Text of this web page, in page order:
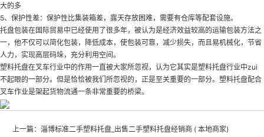
大的多
5、保护性差：保护性比集装箱差，露天存放困难，需要有仓库等配套设施。
托盘包装在国际贸易中已经使用了很多年，被认为是经济效益较高的运输包装方法之
一，他不仅可以简化包装，降低成本，使包装可靠，减少损失，而且易机械化，节省
人力，实现高层码垛，充分利用空间。
塑料托盘在叉车行业中的作用一直被大家所忽视，认为它其实是塑料托盘行业中zui
不起眼的一部分。但是恰恰被我们所忽视的，正是至关重要的一部分。塑料托盘配合
叉车作业是架起货物流通一条非常重要的桥梁。
上一篇： 淄博标准二手塑料托盘_出售二手塑料托盘经销商 ( 本地商家)